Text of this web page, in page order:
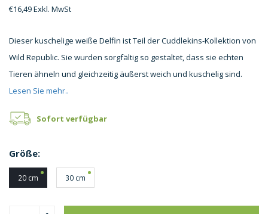
€16,49 Exkl. MwSt
Dieser kuschelige weiße Delfin ist Teil der Cuddlekins-Kollektion von
Wild Republic. Sie wurden sorgfältig so gestaltet, dass sie echten
Tieren ähneln und gleichzeitig äußerst weich und kuschelig sind.
Lesen Sie mehr..
Sofort verfügbar
Größe:
20 cm 30 cm